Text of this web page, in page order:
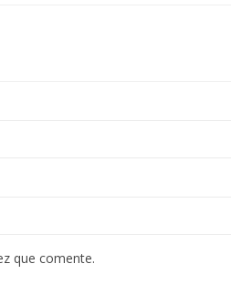
que comente.